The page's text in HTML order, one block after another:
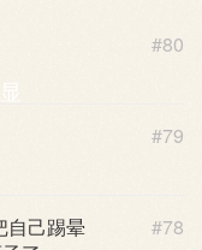
#80
#79
#78
自己踢晕